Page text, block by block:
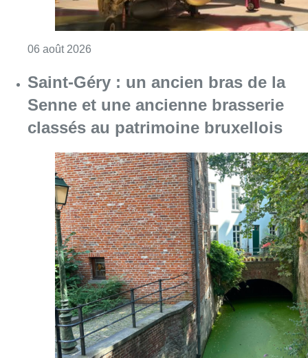
06 août 2026
Saint-Géry : un ancien bras de la
Senne et une ancienne brasserie
classés au patrimoine bruxellois